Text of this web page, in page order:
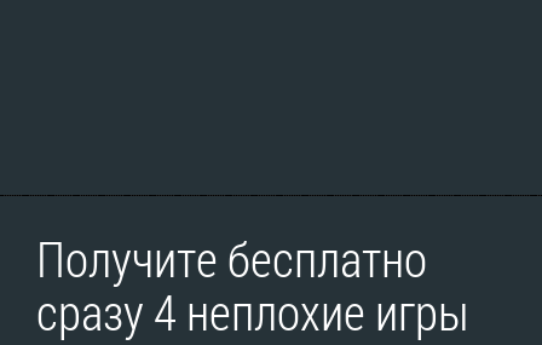
Получите бесплатно
сразу 4 неплохие игры